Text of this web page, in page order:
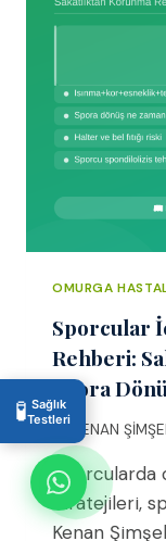
OMURGA
Sporcular
Rehberi:
Spora
By KENAN
Sporcularda
stratejileri,
Kenan
🧪 Sağlık
Testleri